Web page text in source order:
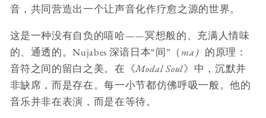
音，共同营造出一个让声音化作疗愈之源的世界。
这是一种没有自负的嘻哈——冥想般的、充满人情味
的、通透的。Nujabes 深谙日本“间”（ma） 的原理：
音符之间的留白之美。在《Modal Soul》中，沉默并
非缺席，而是存在。每一小节都仿佛呼吸一般。他的
音乐并非在表演，而是在等待。